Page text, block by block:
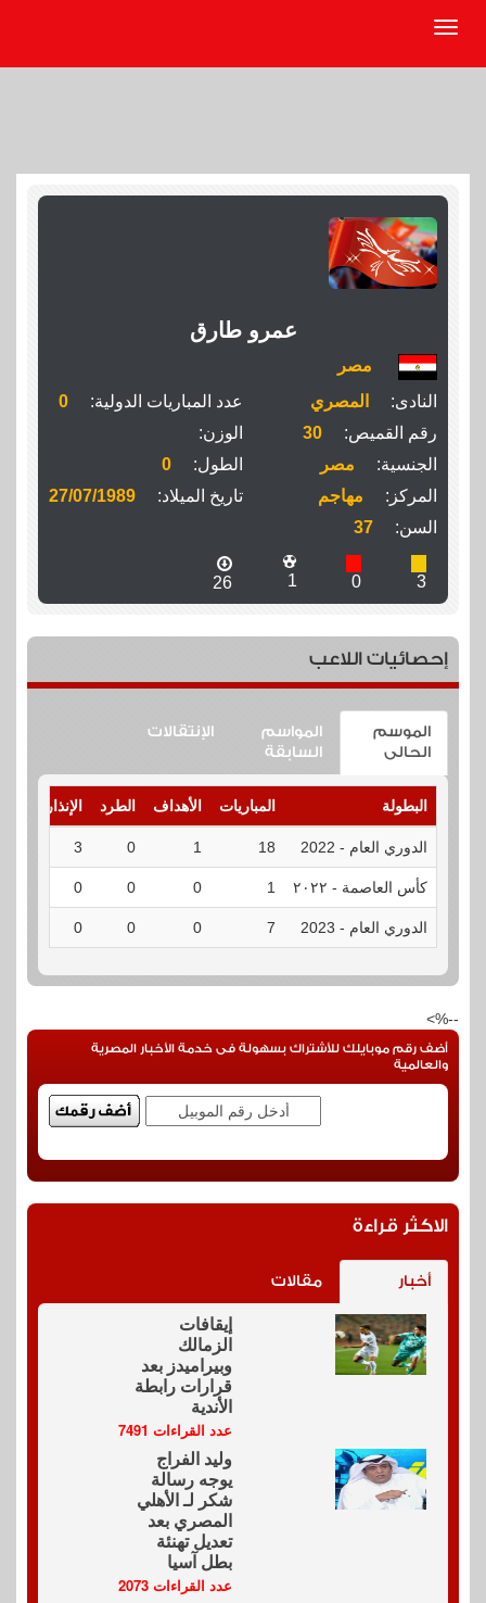
عمرو طارق
مصر
النادى:
المصري عدد المباريات الدولية:
0
رقم القميص:
30
الوزن:
الجنسية:
مصر الطول:
0
المركز:
مهاجم تاريخ الميلاد:
27/07/1989
السن:
37
3
0
1
26
إحصائيات اللاعب
الموسم
الحالى
المواسم
السابقة
الإنتقالات
البطولة المباريات الأهداف الطرد الإنذارات
الدوري العام - 2022 18
1
0
3
كأس العاصمة - ٢٠٢٢ 1
0
0
0
الدوري العام - 2023 7
0
0
0
--%>
أضف رقم موبايلك للأشتراك بسهولة فى خدمة الأخبار المصرية
والعالمية
الاكثر قراءة
أخبار مقالات
إيقافات
الزمالك
وبيراميدز بعد
قرارات رابطة
الأندية
عدد القراءات 7491
وليد الفراج
يوجه رسالة
شكر لـ الأهلي
المصري بعد
تعديل تهنئة
بطل آسيا
عدد القراءات 2073